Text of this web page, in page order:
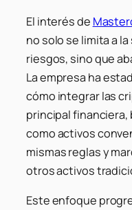
El interés de
no solo se limita a
riesgos, sino que
La empresa ha
cómo integrar las
principal
como activos
mismas reglas y
otros activos
Este enfoque